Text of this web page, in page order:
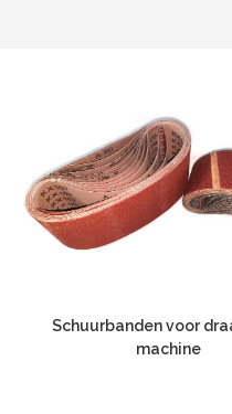
Schuurbanden voor
machine